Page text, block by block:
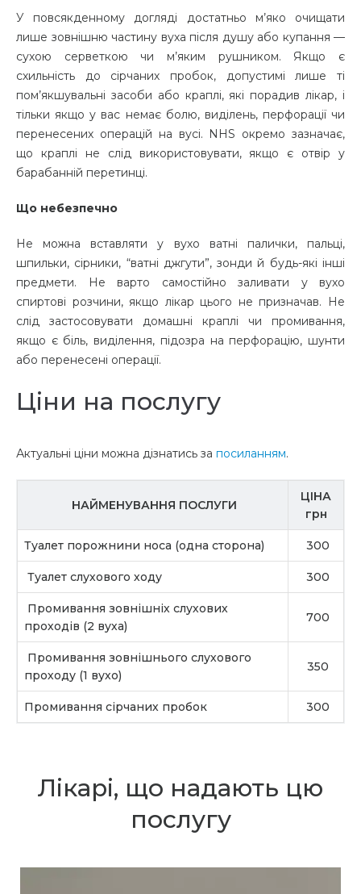
У повсякденному догляді достатньо м’яко очищати
лише зовнішню частину вуха після душу або купання —
сухою серветкою чи м’яким рушником. Якщо є
схильність до сірчаних пробок, допустимі лише ті
пом’якшувальні засоби або краплі, які порадив лікар, і
тільки якщо у вас немає болю, виділень, перфорації чи
перенесених операцій на вусі. NHS окремо зазначає,
що краплі не слід використовувати, якщо є отвір у
барабанній перетинці.
Що небезпечно
Не можна вставляти у вухо ватні палички, пальці,
шпильки, сірники, “ватні джгути”, зонди й будь-які інші
предмети. Не варто самостійно заливати у вухо
спиртові розчини, якщо лікар цього не призначав. Не
слід застосовувати домашні краплі чи промивання,
якщо є біль, виділення, підозра на перфорацію, шунти
або перенесені операції.
Ціни на послугу
Актуальні ціни можна дізнатись за посиланням.
НАЙМЕНУВАННЯ ПОСЛУГИ
ЦІНА
грн
Туалет порожнини носа (одна сторона) 300
Туалет слухового ходу 300
Промивання зовнішніх слухових
проходів (2 вуха)
700
Промивання зовнішнього слухового
проходу (1 вухо)
350
Промивання сірчаних пробок 300
Лікарі, що надають цю
послугу